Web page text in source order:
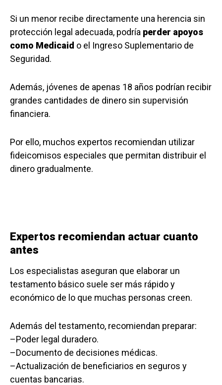
Si un menor recibe directamente una herencia sin
protección legal adecuada, podría perder apoyos
como Medicaid o el Ingreso Suplementario de
Seguridad.
Además, jóvenes de apenas 18 años podrían recibir
grandes cantidades de dinero sin supervisión
financiera.
Por ello, muchos expertos recomiendan utilizar
fideicomisos especiales que permitan distribuir el
dinero gradualmente.
Expertos recomiendan actuar cuanto
antes
Los especialistas aseguran que elaborar un
testamento básico suele ser más rápido y
económico de lo que muchas personas creen.
Además del testamento, recomiendan preparar:
–Poder legal duradero.
–Documento de decisiones médicas.
–Actualización de beneficiarios en seguros y
cuentas bancarias.